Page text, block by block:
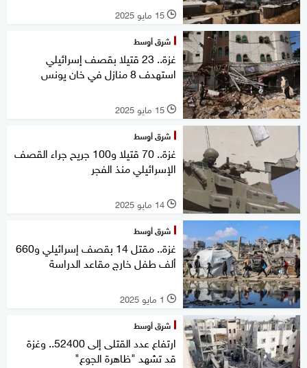
l 15 مايو 2025
شرق أوسط
غزة.. 23 قتيلا بقصف إسرائيلي
استهدف 8 منازل في خان يونس
l 15 مايو 2025
شرق أوسط
غزة.. 70 قتيلا و100 جريح جراء القصف
الإسرائيلي منذ الفجر
l 14 مايو 2025
شرق أوسط
غزة.. مقتل 14 بقصف إسرائيلي و660
ألف طفل خارج مقاعد الدراسة
l 1 مايو 2025
شرق أوسط
ارتفاع عدد القتلى إلى 52400.. وغزة
قد تشهد "ظاهرة الجوع"